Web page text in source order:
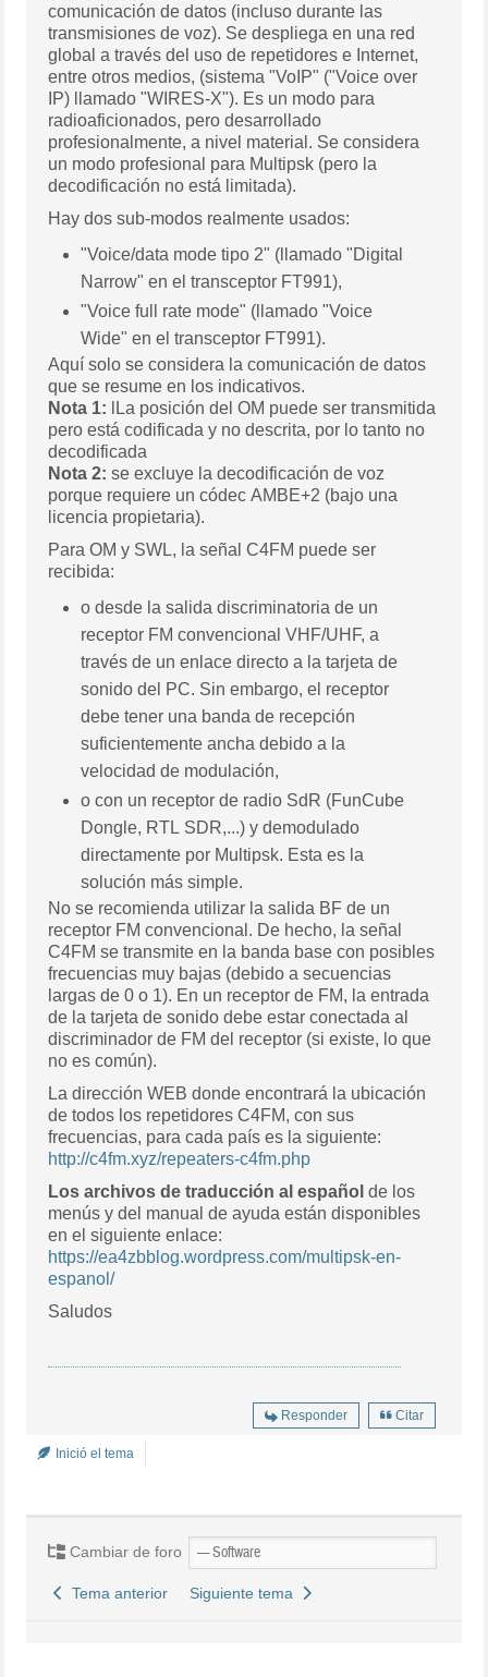
comunicación de datos (incluso durante las
transmisiones de voz). Se despliega en una red
global a través del uso de repetidores e Internet,
entre otros medios, (sistema "VoIP" ("Voice over
IP) llamado "WIRES-X"). Es un modo para
radioaficionados, pero desarrollado
profesionalmente, a nivel material. Se considera
un modo profesional para Multipsk (pero la
decodificación no está limitada).
Hay dos sub-modos realmente usados:
"Voice/data mode tipo 2" (llamado "Digital
Narrow" en el transceptor FT991),
"Voice full rate mode" (llamado "Voice
Wide" en el transceptor FT991).
Aquí solo se considera la comunicación de datos
que se resume en los indicativos.
Nota 1: lLa posición del OM puede ser transmitida
pero está codificada y no descrita, por lo tanto no
decodificada
Nota 2: se excluye la decodificación de voz
porque requiere un códec AMBE+2 (bajo una
licencia propietaria).
Para OM y SWL, la señal C4FM puede ser
recibida:
o desde la salida discriminatoria de un
receptor FM convencional VHF/UHF, a
través de un enlace directo a la tarjeta de
sonido del PC. Sin embargo, el receptor
debe tener una banda de recepción
suficientemente ancha debido a la
velocidad de modulación,
o con un receptor de radio SdR (FunCube
Dongle, RTL SDR,...) y demodulado
directamente por Multipsk. Esta es la
solución más simple.
No se recomienda utilizar la salida BF de un
receptor FM convencional. De hecho, la señal
C4FM se transmite en la banda base con posibles
frecuencias muy bajas (debido a secuencias
largas de 0 o 1). En un receptor de FM, la entrada
de la tarjeta de sonido debe estar conectada al
discriminador de FM del receptor (si existe, lo que
no es común).
La dirección WEB donde encontrará la ubicación
de todos los repetidores C4FM, con sus
frecuencias, para cada país es la siguiente:
http://c4fm.xyz/repeaters-c4fm.php
Los archivos de traducción al español de los
menús y del manual de ayuda están disponibles
en el siguiente enlace:
https://ea4zbblog.wordpress.com/multipsk-en-
espanol/
Saludos
Responder Citar
Inició el tema
Cambiar de foro
Tema anterior Siguiente tema